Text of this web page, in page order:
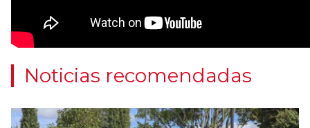
Noticias recomendadas